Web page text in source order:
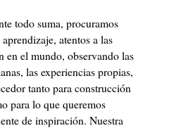
todo suma, procuramos
atentos a las
en el mundo, observando las
las experiencias propias,
tanto para construcción
para lo que queremos
de inspiración. Nuestra